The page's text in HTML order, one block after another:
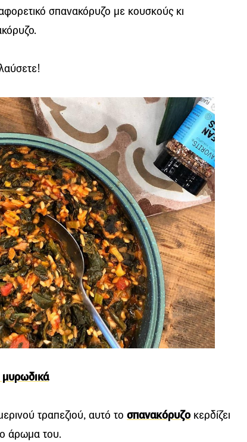
σπανακόρυζο με κουσκούς κι
μυρωδικά
τραπεζιού, αυτό το σπανακόρυζοκερδίζει
άρωμα του.